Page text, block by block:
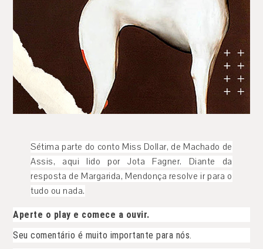
Sétima parte do conto Miss Dollar, de Machado de
Assis, aqui lido por Jota Fagner. Diante da
resposta de Margarida, Mendonça resolve ir para o
tudo ou nada.
Aperte o play e comece a ouvir.
Seu comentário é muito importante para nós.